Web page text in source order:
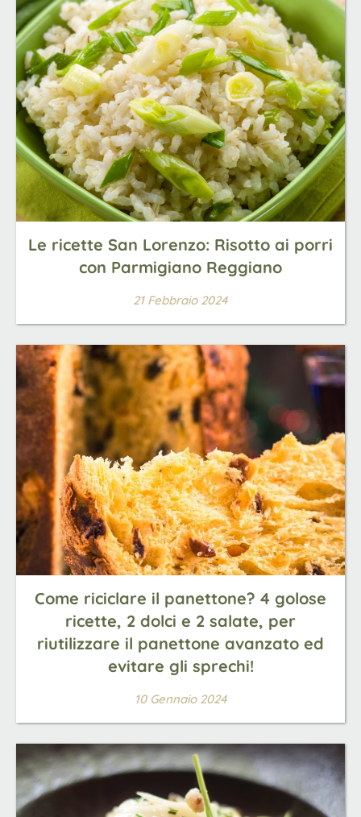
Le ricette San Lorenzo: Risotto ai porri
con Parmigiano Reggiano
21 Febbraio 2024
Come riciclare il panettone? 4 golose
ricette, 2 dolci e 2 salate, per
riutilizzare il panettone avanzato ed
evitare gli sprechi!
10 Gennaio 2024